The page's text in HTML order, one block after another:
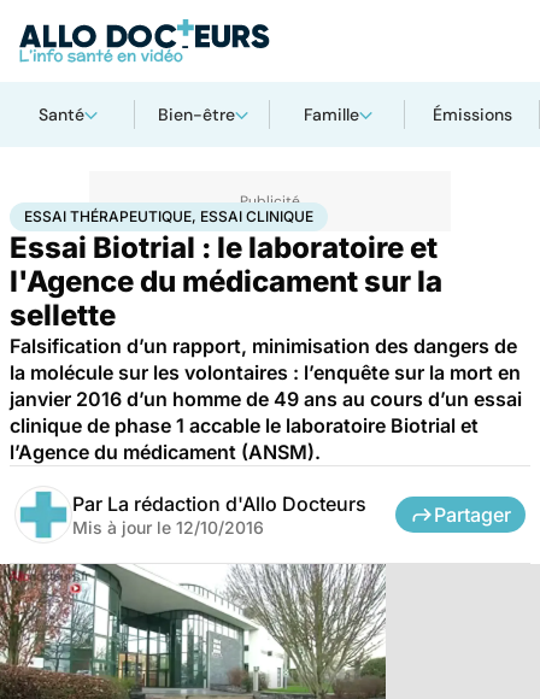
Santé Bien-être Famille Émissions
AccueilSantéEssai thérapeutique, essai clinique
ESSAI THÉRAPEUTIQUE, ESSAI CLINIQUE
Essai Biotrial : le laboratoire et
l'Agence du médicament sur la
sellette
Falsification d’un rapport, minimisation des dangers de
la molécule sur les volontaires : l’enquête sur la mort en
janvier 2016 d’un homme de 49 ans au cours d’un essai
clinique de phase 1 accable le laboratoire Biotrial et
l’Agence du médicament (ANSM).
Par La rédaction d'Allo Docteurs
Mis à jour le 12/10/2016
Partager